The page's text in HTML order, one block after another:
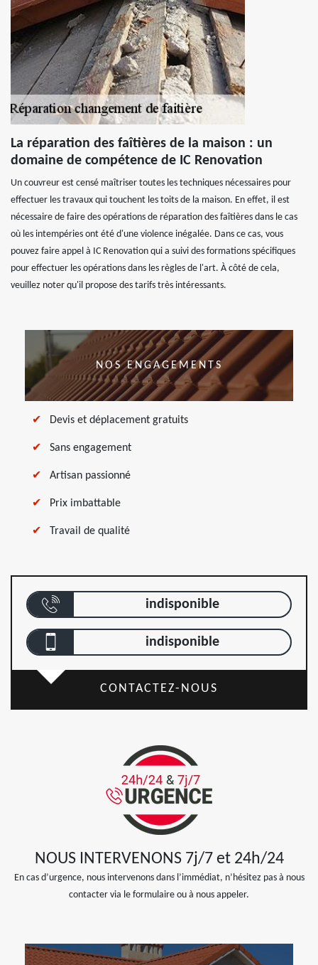
La réparation des faîtières de la maison : un
domaine de compétence de IC Renovation
Un couvreur est censé maîtriser toutes les techniques nécessaires pour
effectuer les travaux qui touchent les toits de la maison. En effet, il est
nécessaire de faire des opérations de réparation des faîtières dans le cas
où les intempéries ont été d'une violence inégalée. Dans ce cas, vous
pouvez faire appel à IC Renovation qui a suivi des formations spécifiques
pour effectuer les opérations dans les règles de l'art. À côté de cela,
veuillez noter qu'il propose des tarifs très intéressants.
NOS ENGAGEMENTS
Devis et déplacement gratuits
Sans engagement
Artisan passionné
Prix imbattable
Travail de qualité
indisponible
indisponible
CONTACTEZ-NOUS
NOUS INTERVENONS 7j/7 et 24h/24
En cas d’urgence, nous intervenons dans l’immédiat, n’hésitez pas à nous
contacter via le formulaire ou à nous appeler.